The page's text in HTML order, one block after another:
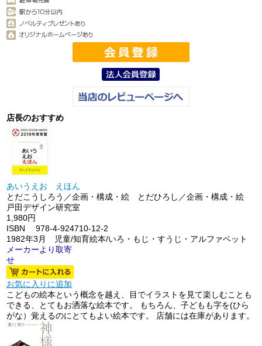
店長のおすすめ
あいうえお えほん
とだこうしろう／企画・構成・絵 とだひろし／企画・構成・絵
戸田デザイン研究室
1,980円
ISBN 978-4-924710-12-2
1982年3月 児童/知育絵本/いろ・もじ・すうじ・アルファベット
メーカーより取寄
せ
お気に入りに追加
こどもの絵本という概念を越え、目でイラストを見て楽しむことも
できる、とてもお洒落な絵本です。 もちろん、子どもも字を(ひら
がな）覚えるのにとてもよい絵本です。 店舗には在庫があります。